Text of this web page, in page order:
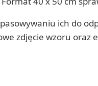
ich do
zdjęcie wzoru oraz